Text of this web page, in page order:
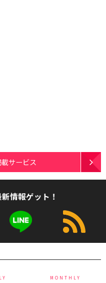
サービス
情報ゲット！
MONTHLY